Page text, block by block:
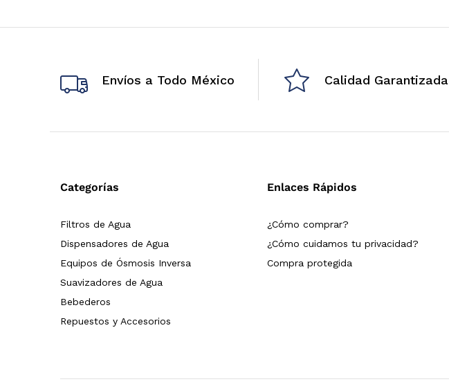
Sedimentos y agua sucia
Envíos a Todo México Calidad Garantizada
Categorías
Filtros de Agua
Dispensadores de Agua
Equipos de Ósmosis Inversa
Suavizadores de Agua
Bebederos
Repuestos y Accesorios
Enlaces Rápidos
¿Cómo comprar?
¿Cómo cuidamos tu privacidad?
Compra protegida